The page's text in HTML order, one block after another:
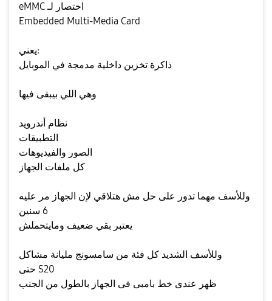
eMMC اختصار لـ
Embedded Multi-Media Card
يعني:
ذاكرة تخزين داخلية مدمجة في الموبايل
وهي اللي بيبقى فيها
نظام أندرويد
التطبيقات
الصور والفيديوهات
كل ملفات الجهاز
وللأسف مهما تدور على حل مش هتلاقي لإن الجهاز مر عليه
6 سنين
يعتبر بقي ضعيف ومايتحملش
وللأسف الشديد كل فئة من سامسونج مليانة مشاكل
حتى S20
ظهر عندى خط بامبى فى الجهاز بالطول من الجنب